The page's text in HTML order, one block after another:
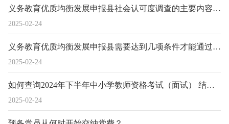
2025-02-24
义务教育优质均衡发展申报县社会认可度调查的主要内容是什么？
2025-02-24
义务教育优质均衡发展申报县需要达到几项条件才能通过资格审核？
2025-02-24
如何查询2024年下半年中小学教师资格考试（面试） 结果？